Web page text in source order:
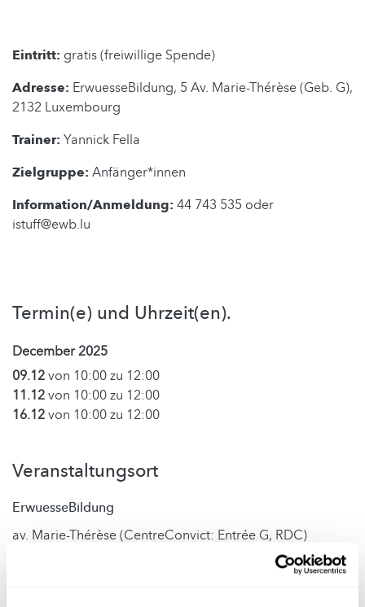
Eintritt: gratis (freiwillige Spende)
Adresse: ErwuesseBildung, 5 Av. Marie-Thérèse (Geb. G),
2132 Luxembourg
Trainer: Yannick Fella
Zielgruppe: Anfänger*innen
Information/Anmeldung: 44 743 535 oder
istuff@ewb.lu
Termin(e) und Uhrzeit(en).
December 2025
09.12von 10:00 zu 12:00
11.12von 10:00 zu 12:00
16.12von 10:00 zu 12:00
Veranstaltungsort
ErwuesseBildung
av. Marie-Thérèse (CentreConvict: Entrée G, RDC)